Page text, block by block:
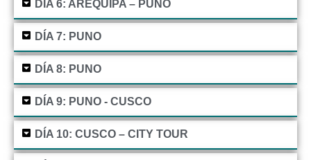
DÍA 6: AREQUIPA – PUNO
DÍA 7: PUNO
DÍA 8: PUNO
DÍA 9: PUNO - CUSCO
DÍA 10: CUSCO – CITY TOUR